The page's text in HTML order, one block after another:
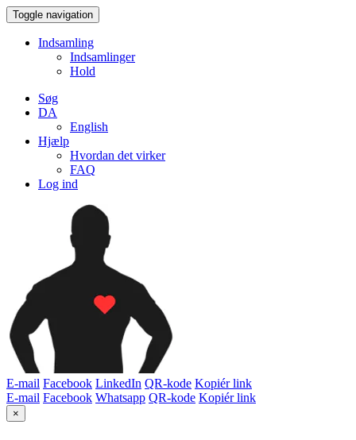
Toggle navigation
Indsamling
Indsamlinger
Hold
Søg
DA
English
Hjælp
Hvordan det virker
FAQ
Log ind
E-mail Facebook LinkedIn QR-kode Kopiér link
E-mail Facebook Whatsapp QR-kode Kopiér link
×